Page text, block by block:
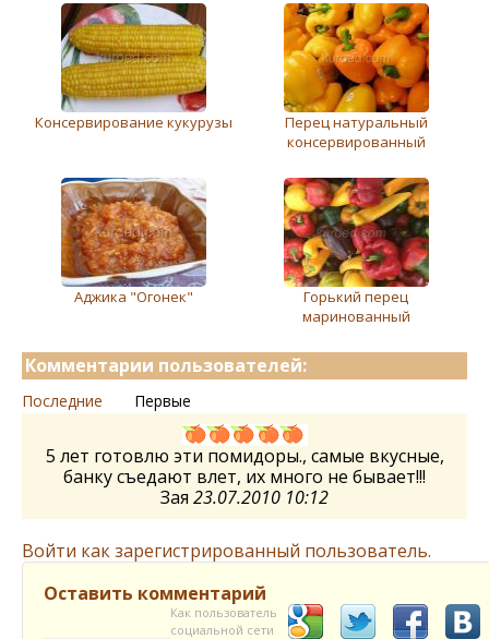
Консервирование кукурузы
Перец натуральный
консервированный
Аджика "Огонек"
Горький перец
маринованный
Комментарии пользователей:
Последние Первые
5 лет готовлю эти помидоры., самые вкусные,
банку съедают влет, их много не бывает!!!
Зая 23.07.2010 10:12
Войти как зарегистрированный пользователь.
Оставить комментарий
Как пользователь
социальной сети